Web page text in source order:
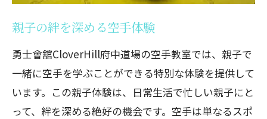
親子の絆を深める空手体験
勇士會舘CloverHill府中道場の空手教室では、親子で
一緒に空手を学ぶことができる特別な体験を提供して
います。この親子体験は、日常生活で忙しい親子にと
って、絆を深める絶好の機会です。空手は単なるスポ